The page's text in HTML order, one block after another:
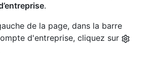
.
de la page, dans la barre
d'entreprise, cliquez sur